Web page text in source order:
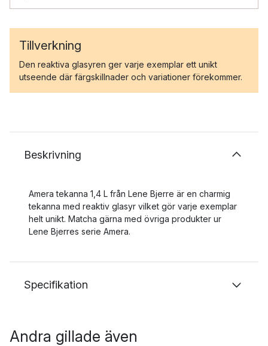
Tillverkning
Den reaktiva glasyren ger varje exemplar ett unikt
utseende där färgskillnader och variationer förekommer.
Beskrivning
Amera tekanna 1,4 L från Lene Bjerre är en charmig
tekanna med reaktiv glasyr vilket gör varje exemplar
helt unikt. Matcha gärna med övriga produkter ur
Lene Bjerres serie Amera.
Specifikation
Andra gillade även